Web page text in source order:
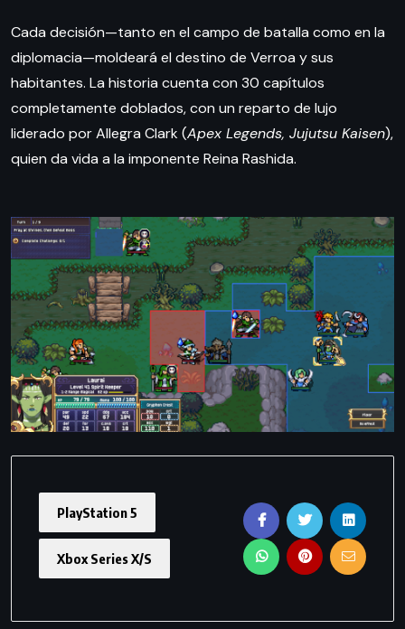
Cada decisión—tanto en el campo de batalla como en la
diplomacia—moldeará el destino de Verroa y sus
habitantes. La historia cuenta con 30 capítulos
completamente doblados, con un reparto de lujo
liderado por Allegra Clark (Apex Legends, Jujutsu Kaisen),
quien da vida a la imponente Reina Rashida.
PlayStation 5
Xbox Series X/S